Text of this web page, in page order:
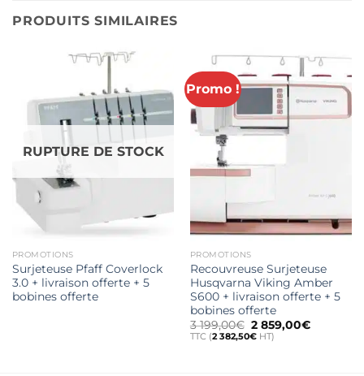
PRODUITS SIMILAIRES
RUPTURE DE STOCK
PROMOTIONS
Surjeteuse Pfaff Coverlock
3.0 + livraison offerte + 5
bobines offerte
Promo !
PROMOTIONS
Recouvreuse Surjeteuse
Husqvarna Viking Amber
S600 + livraison offerte + 5
bobines offerte
3 199,00€ Le
prix
initial
2 859,00€Le
TTC (2 382,50€HT)